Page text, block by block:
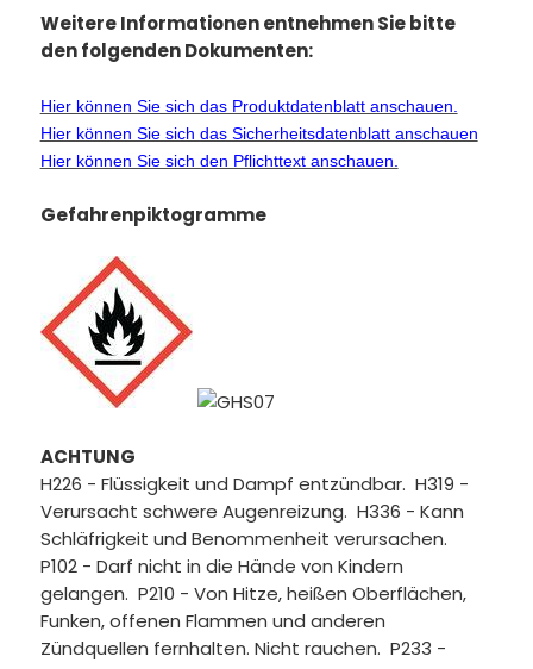
Weitere Informationen entnehmen Sie bitte
den folgenden Dokumenten:
Hier können Sie sich das Produktdatenblatt anschauen.
Hier können Sie sich das Sicherheitsdatenblatt anschauen
Hier können Sie sich den Pflichttext anschauen.
Gefahrenpiktogramme
ACHTUNG
H226 - Flüssigkeit und Dampf entzündbar. H319 -
Verursacht schwere Augenreizung. H336 - Kann
Schläfrigkeit und Benommenheit verursachen.
P102 - Darf nicht in die Hände von Kindern
gelangen. P210 - Von Hitze, heißen Oberflächen,
Funken, offenen Flammen und anderen
Zündquellen fernhalten. Nicht rauchen. P233 -